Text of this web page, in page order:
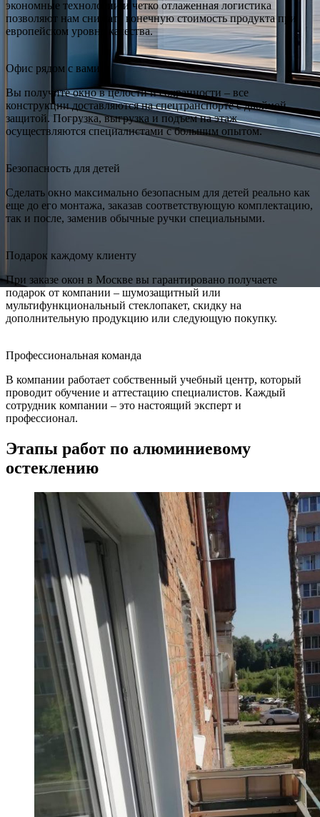
экономные технологии и четко отлаженная логистика
позволяют нам снижать конечную стоимость продукта при
европейском уровне качества.
Офис рядом с вами
Вы получите окно в целости и сохранности – все
конструкции доставляются на спецтранспорте с двойной
защитой. Погрузка, выгрузка и подъем на этаж
осуществляются специалистами с большим опытом.
Безопасность для детей
Сделать окно максимально безопасным для детей реально как
еще до его монтажа, заказав соответствующую комплектацию,
так и после, заменив обычные ручки специальными.
Подарок каждому клиенту
При заказе окон в Москве вы гарантировано получаете
подарок от компании – шумозащитный или
мультифункциональный стеклопакет, скидку на
дополнительную продукцию или следующую покупку.
Профессиональная команда
В компании работает собственный учебный центр, который
проводит обучение и аттестацию специалистов. Каждый
сотрудник компании – это настоящий эксперт и
профессионал.
Этапы работ по алюминиевому
остеклению